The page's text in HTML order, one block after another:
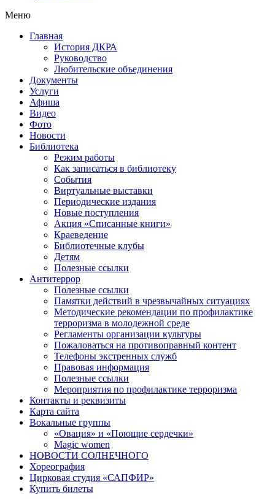
Меню
Главная
История ДКРА
Руководство
Любительские объединения
Документы
Услуги
Афиша
Видео
Фото
Новости
Библиотека
Режим работы
Как записаться в библиотеку
События
Виртуальные выставки
Периодические издания
Новые поступления
Акция «Списанные книги»
Краеведение
Библиотечные клубы
Детям
Полезные ссылки
Антитеррор
Полезные ссылки
Памятки действий в чрезвычайных ситуациях
Методические рекомендации по профилактике
терроризма в молодежной среде
Регламенты организации культуры
Пожаловаться на противоправный контент
Телефоны экстренных служб
Правовая информация
Полезные ссылки
Мероприятия по профилактике терроризма
Контакты и реквизиты
Карта сайта
Вокальные группы
«Овация» и «Поющие сердечки»
Magic women
НОВОСТИ СОЛНЕЧНОГО
Хореография
Цирковая студия «САПФИР»
Купить билеты